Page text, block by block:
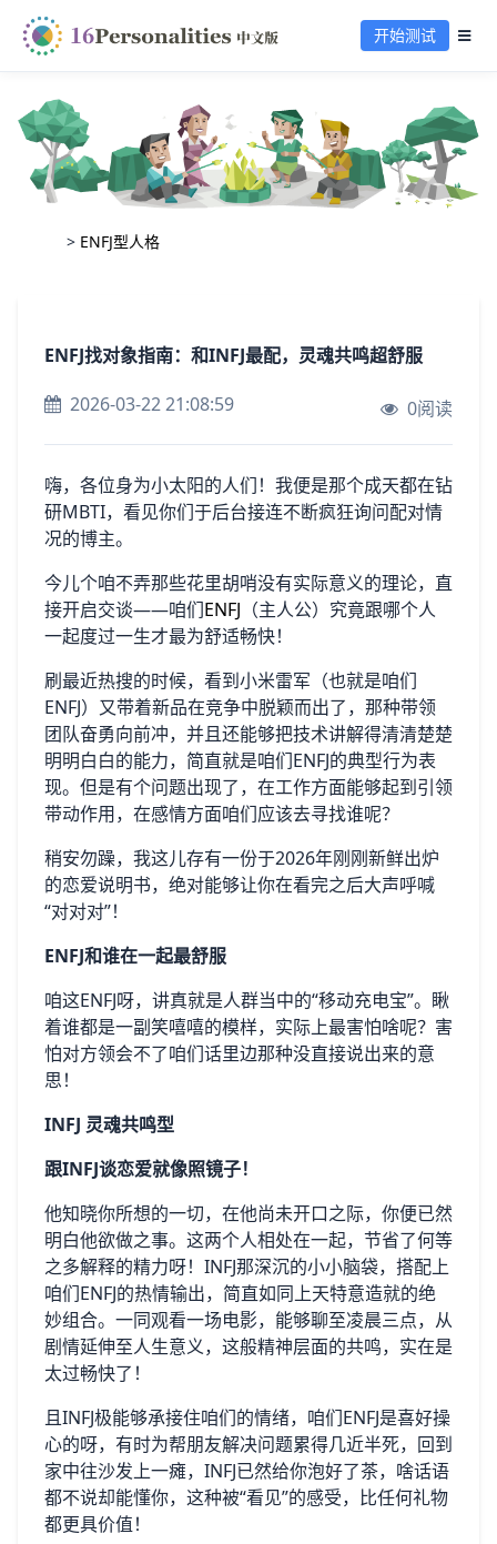
开始测试
> ENFJ型人格
ENFJ找对象指南：和INFJ最配，灵魂共鸣超舒服
2026-03-22 21:08:59
0阅读
嗨，各位身为小太阳的人们！我便是那个成天都在钻
研MBTI，看见你们于后台接连不断疯狂询问配对情
况的博主。
今儿个咱不弄那些花里胡哨没有实际意义的理论，直
接开启交谈——咱们ENFJ （主人公）究竟跟哪个人
一起度过一生才最为舒适畅快！
刷最近热搜的时候，看到小米雷军（也就是咱们
ENFJ）又带着新品在竞争中脱颖而出了，那种带领
团队奋勇向前冲，并且还能够把技术讲解得清清楚楚
明明白白的能力，简直就是咱们ENFJ的典型行为表
现。但是有个问题出现了，在工作方面能够起到引领
带动作用，在感情方面咱们应该去寻找谁呢？
稍安勿躁，我这儿存有一份于2026年刚刚新鲜出炉
的恋爱说明书，绝对能够让你在看完之后大声呼喊
“对对对”！
ENFJ和谁在一起最舒服
咱这ENFJ呀，讲真就是人群当中的“移动充电宝”。瞅
着谁都是一副笑嘻嘻的模样，实际上最害怕啥呢？害
怕对方领会不了咱们话里边那种没直接说出来的意
思！
INFJ 灵魂共鸣型
跟INFJ谈恋爱就像照镜子！
他知晓你所想的一切，在他尚未开口之际，你便已然
明白他欲做之事。这两个人相处在一起，节省了何等
之多解释的精力呀！INFJ那深沉的小小脑袋，搭配上
咱们ENFJ的热情输出，简直如同上天特意造就的绝
妙组合。一同观看一场电影，能够聊至凌晨三点，从
剧情延伸至人生意义，这般精神层面的共鸣，实在是
太过畅快了！
且INFJ极能够承接住咱们的情绪，咱们ENFJ是喜好操
心的呀，有时为帮朋友解决问题累得几近半死，回到
家中往沙发上一瘫，INFJ已然给你泡好了茶，啥话语
都不说却能懂你，这种被“看见”的感受，比任何礼物
都更具价值！